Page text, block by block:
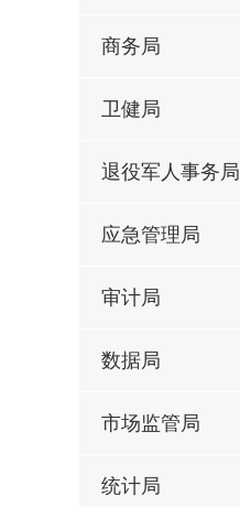
商务局
卫健局
退役军人事务局
应急管理局
审计局
数据局
市场监管局
统计局